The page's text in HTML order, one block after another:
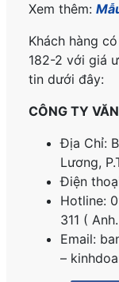
Xem thêm:
Khách hàng
182-2 với giá
tin dưới đây:
CÔNG TY
Địa Chỉ:
Lương, P.
Điện
Hotline:
311 (
Email:
–